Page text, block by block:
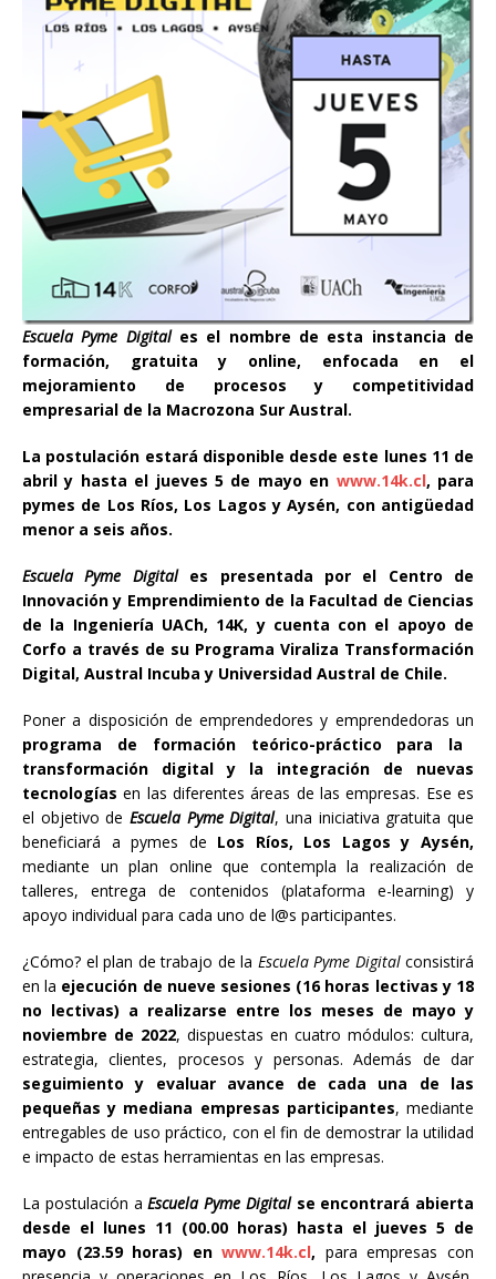
Escuela Pyme Digital es el nombre de esta instancia de
formación, gratuita y online, enfocada en el
mejoramiento de procesos y competitividad
empresarial de la Macrozona Sur Austral.
La postulación estará disponible desde este lunes 11 de
abril y hasta el jueves 5 de mayo en www.14k.cl, para
pymes de Los Ríos, Los Lagos y Aysén, con antigüedad
menor a seis años.
Escuela Pyme Digitales presentada por el Centro de
Innovación y Emprendimiento de la Facultad de Ciencias
de la Ingeniería UACh, 14K, y cuenta con el apoyo de
Corfo a través de su Programa Viraliza Transformación
Digital, Austral Incuba y Universidad Austral de Chile.
Poner a disposición de emprendedores y emprendedoras un
programa de formación teórico-práctico para la
transformación digital y la integración de nuevas
tecnologías en las diferentes áreas de las empresas. Ese es
el objetivo de Escuela Pyme Digital, una iniciativa gratuita que
beneficiará a pymes de Los Ríos, Los Lagos y Aysén,
mediante un plan online que contempla la realización de
talleres, entrega de contenidos (plataforma e-learning) y
apoyo individual para cada uno de l@s participantes.
¿Cómo? el plan de trabajo de la Escuela Pyme Digital consistirá
en la ejecución de nueve sesiones (16 horas lectivas y 18
no lectivas) a realizarse entre los meses de mayo y
noviembre de 2022, dispuestas en cuatro módulos: cultura,
estrategia, clientes, procesos y personas. Además de dar
seguimiento y evaluar avance de cada una de las
pequeñas y mediana empresas participantes, mediante
entregables de uso práctico, con el fin de demostrar la utilidad
e impacto de estas herramientas en las empresas.
La postulación aEscuela Pyme Digital se encontrará abierta
desde el lunes 11 (00.00 horas) hasta el jueves 5 de
mayo (23.59 horas) enwww.14k.cl, para empresas con